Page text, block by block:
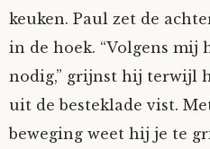
Juliette Stark
Kersje
Lani
keuken. Paul zet de
in de hoek. “Volgens mij
nodig,” grijnst hij terwijl
uit de besteklade vist.
beweging weet hij je te